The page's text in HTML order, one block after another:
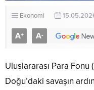
Ekonomi
A+ A-
Uluslararası Para Fonu
Doğu’daki savaşın